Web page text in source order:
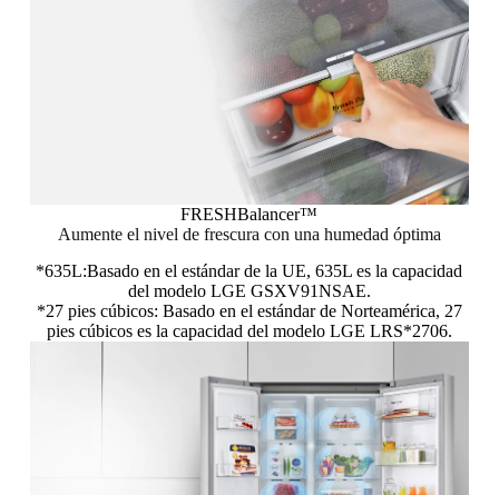
FRESHBalancer™
Aumente el nivel de frescura con una humedad óptima
*635L:Basado en el estándar de la UE, 635L es la capacidad
del modelo LGE GSXV91NSAE.
*27 pies cúbicos: Basado en el estándar de Norteamérica, 27
pies cúbicos es la capacidad del modelo LGE LRS*2706.